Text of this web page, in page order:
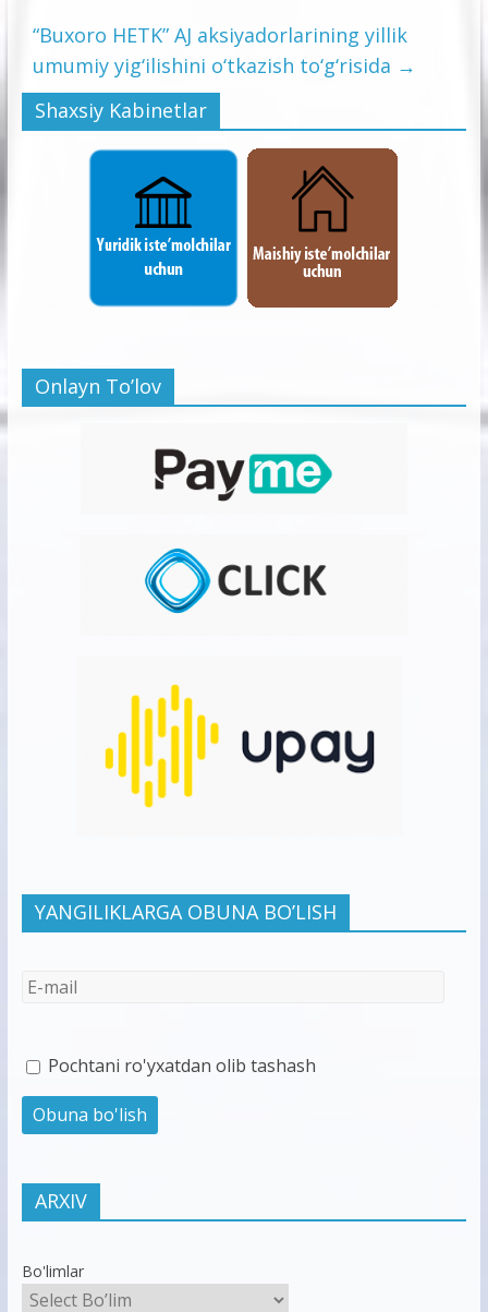
“Buxoro HETK” AJ aksiyadorlarining yillik
umumiy yig‘ilishini o‘tkazish to‘g‘risida →
Shaxsiy Kabinetlar
Onlayn To’lov
YANGILIKLARGA OBUNA BO’LISH
Pochtani ro'yxatdan olib tashash
ARXIV
Bo'limlar